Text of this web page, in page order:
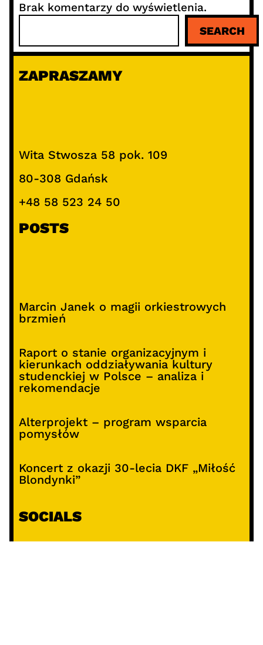
Brak komentarzy do wyświetlenia.
u
a
SEARCH
ZAPRASZAMY
Wita Stwosza 58 pok. 109
80-308 Gdańsk
+48 58 523 24 50
POSTS
Marcin Janek o magii orkiestrowych
brzmień
Raport o stanie organizacyjnym i
kierunkach oddziaływania kultury
studenckiej w Polsce – analiza i
rekomendacje
Alterprojekt – program wsparcia
pomysłów
Koncert z okazji 30-lecia DKF „Miłość
Blondynki”
SOCIALS